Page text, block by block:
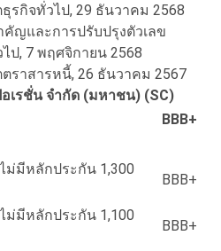
รกิจทั่วไป, 29 ธันวาคม 2568
คัญและการปรับปรุงตัวเลข
ป, 7 พฤศจิกายน 2568
ราสารหนี้, 26 ธันวาคม 2567
เรชั่น จำกัด (มหาชน) (SC)
BBB+
ม่มีหลักประกัน 1,300
BBB+
ม่มีหลักประกัน 1,100
BBB+